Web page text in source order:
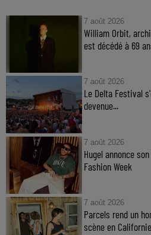
7 août 2026
William Orbit,
est décédé à 69
7 août 2026
Le Delta Festival
devenue...
7 août 2026
Hugel annonce
Fashion Week
7 août 2026
Parcels rend un
scène en Californie